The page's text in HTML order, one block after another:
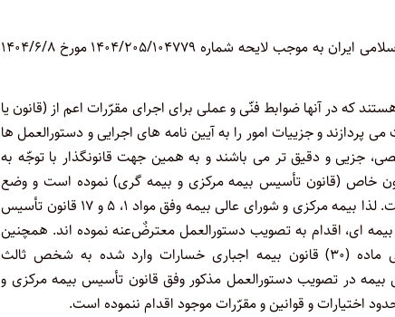
در پاسخ به شکایت مذکور، مدیرکل دفتر حقوقی بیمه مرکزی جمهوری اسلامی ایران به موجب لایحه شماره ۱۴۰۴/۲۰۵/۱۰۴۷۷۹ مورخ ۱۴۰۴/۶/۸
که در آنها ضوابط فنّی و عملی برای اجرای مقرّرات اعم از (قانون یا
پردازند و جزییات امور را به آیین نامه های اجرایی و دستورالعمل ها
جزیی و دقیق تر می باشند و به همین جهت قانونگذار با توجّه به
خاص (قانون تأسیس بیمه مرکزی و بیمه گری) نموده است و وضع
مقرّرات به صورت نیابتی را به بیمه مرکزی (شورای عالی بیمه) اعطا کرده است. لذا بیمه مرکزی و شورای عالی بیمه وفق مواد ۱، ۵ و ۱۷ قانون تأسیس
ای، اقدام به تصویب دستورالعمل معترض‌ٌعنه نموده اند. همچنین
دستورالعمل مذکور در راستای اجرای ماده (۷) اصلاحی آیین نامه اجرایی ماده (۳۰) قانون بیمه اجباری خسارات وارد شده به شخص ثالث
عالی بیمه در تصویب دستورالعمل مذکور وفق قانون تأسیس بیمه مرکزی و
اختیارات و قوانین و مقرّرات موجود اقدام ننموده است.